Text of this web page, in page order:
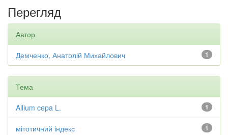
Перегляд
Автор
1
Демченко, Анатолій Михайлович
Тема
1
Allium cepa L.
1
мітотичний індекс